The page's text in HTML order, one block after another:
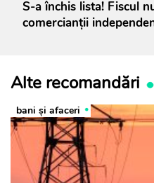
S-a închis lista! Fiscul
comercianții
Alte recomandări
bani și afaceri